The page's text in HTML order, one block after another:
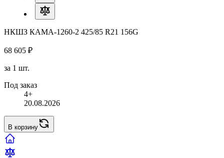
НКШЗ КАМА-1260-2 425/85 R21 156G
68 605 ₽
за 1 шт.
Под заказ
4+
20.08.2026
В корзину